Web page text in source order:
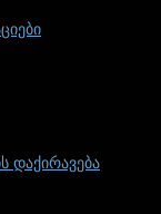
დაქირავება